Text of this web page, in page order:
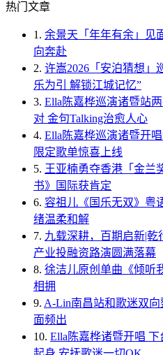
热门文章
1. 余景天「年年有余」见
向奔赴
2. 许嵩2026「安泊猜想」
乐为引 解锁江城记忆”
3. Ella陈嘉桦巡演诸暨站
对 金句Talking治愈人心
4. Ella陈嘉桦巡演诸暨开
限定歌单惊喜上线
5. 王亚楠勇夺香港「金兰
书》国际获肯定
6. 容祖儿《国乐无双》粤
绪温柔和解
7. 九载深耕，百期启新|乾
产业投融资路演圆满落幕
8. 徐洁儿原创单曲《倾听
相拥
9. A-Lin南昌站和歌迷双
面频出
10. Ella陈嘉桦诸暨开唱